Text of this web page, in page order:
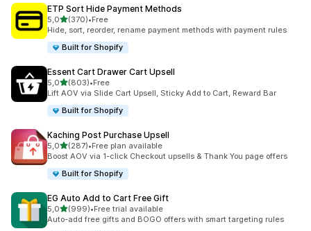
ETP Sort Hide Payment Methods
5,0z 5 hvězd
(370)
Celkový počet recenzí: 370
•Free
Hide, sort, reorder, rename payment methods with payment rules
Built for Shopify
Essent Cart Drawer Cart Upsell
5,0z 5 hvězd
(803)
Celkový počet recenzí: 803
•Free
Lift AOV via Slide Cart Upsell, Sticky Add to Cart, Reward Bar
Built for Shopify
Kaching Post Purchase Upsell
5,0z 5 hvězd
(287)
Celkový počet recenzí: 287
•Free plan available
Boost AOV via 1-click Checkout upsells & Thank You page offers
Built for Shopify
EG Auto Add to Cart Free Gift
5,0z 5 hvězd
(999)
Celkový počet recenzí: 999
•Free trial available
Auto-add free gifts and BOGO offers with smart targeting rules